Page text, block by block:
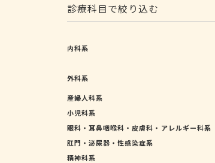
診療科目で絞り込む
内科系
外科系
産婦人科系
小児科系
眼科・耳鼻咽喉科・皮膚科・アレルギー科系
肛門・泌尿器・性感染症系
精神科系